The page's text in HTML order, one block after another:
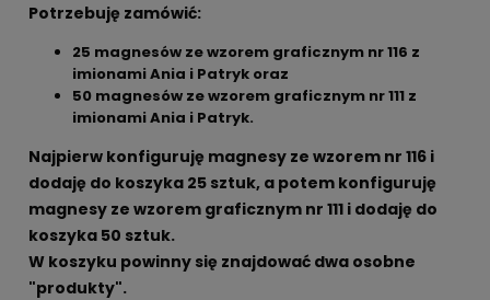
Potrzebuję zamówić:
25 magnesów ze wzorem graficznym nr 116 z
imionami Ania i Patryk oraz
50 magnesów ze wzorem graficznym nr 111 z
imionami Ania i Patryk.
Najpierw konfiguruję magnesy ze wzorem nr 116 i
dodaję do koszyka 25 sztuk, a potem konfiguruję
magnesy ze wzorem graficznym nr 111 i dodaję do
koszyka 50 sztuk.
W koszyku powinny się znajdować dwa osobne
"produkty".